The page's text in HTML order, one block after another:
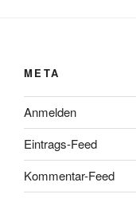
META
Anmelden
Eintrags-Feed
Kommentar-Feed